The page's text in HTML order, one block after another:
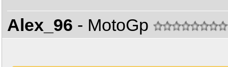
Alex_96 - MotoGp